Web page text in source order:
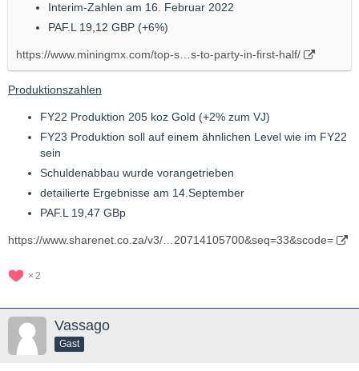
Interim-Zahlen am 16. Februar 2022
PAF.L 19,12 GBP (+6%)
https://www.miningmx.com/top-s…s-to-party-in-first-half/
Produktionszahlen
FY22 Produktion 205 koz Gold (+2% zum VJ)
FY23 Produktion soll auf einem ähnlichen Level wie im FY22
sein
Schuldenabbau wurde vorangetrieben
detailierte Ergebnisse am 14.September
PAF.L 19,47 GBp
https://www.sharenet.co.za/v3/…20714105700&seq=33&scode=
2
Vassago
Gast